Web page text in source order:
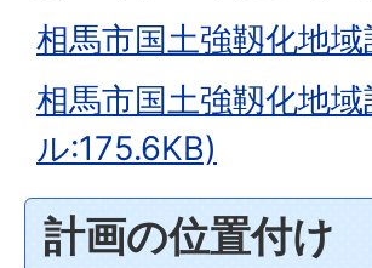
相馬市国土強靱化地
相馬市国土強靱化地
ル:175.6KB)
計画の位置付け